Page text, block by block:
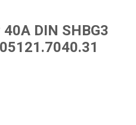
DIN SHBG3